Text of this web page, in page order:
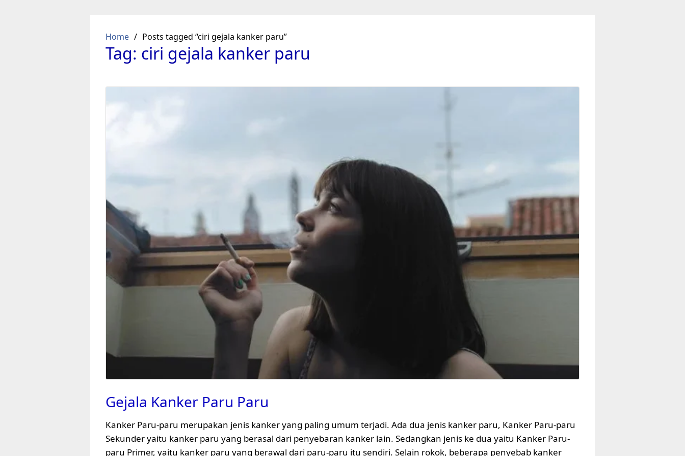
Home Posts tagged “ciri gejala kanker paru”
Tag: ciri gejala kanker paru
Gejala Kanker Paru Paru
Kanker Paru-paru merupakan jenis kanker yang paling umum terjadi. Ada dua jenis kanker paru, Kanker Paru-paru
Sekunder yaitu kanker paru yang berasal dari penyebaran kanker lain. Sedangkan jenis ke dua yaitu Kanker Paru-
paru Primer, yaitu kanker paru yang berawal dari paru-paru itu sendiri. Selain rokok, beberapa penyebab kanker